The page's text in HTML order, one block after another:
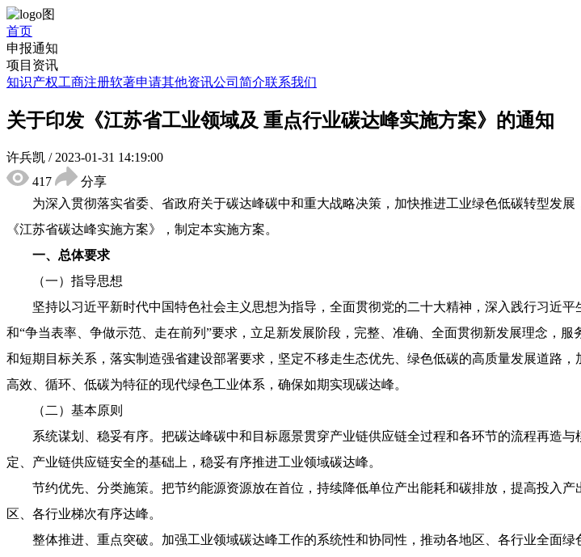
首页
申报通知
项目资讯
知识产权工商注册软著申请其他资讯公司简介联系我们
关于印发《江苏省工业领域及 重点行业碳达峰实施方案》的通知
许兵凯 / 2023-01-31 14:19:00
417
分享
为深入贯彻落实省委、省政府关于碳达峰碳中和重大战略决策，加快推进工业绿色低碳转型发
《江苏省碳达峰实施方案》，制定本实施方案。
一、总体要求
（一）指导思想
坚持以习近平新时代中国特色社会主义思想为指导，全面贯彻党的二十大精神，深入践行习近
和“争当表率、争做示范、走在前列”要求，立足新发展阶段，完整、准确、全面贯彻新发展理念，
和短期目标关系，落实制造强省建设部署要求，坚定不移走生态优先、绿色低碳的高质量发展道路
高效、循环、低碳为特征的现代绿色工业体系，确保如期实现碳达峰。
（二）基本原则
系统谋划、稳妥有序。把碳达峰碳中和目标愿景贯穿产业链供应链全过程和各环节的流程再造
定、产业链供应链安全的基础上，稳妥有序推进工业领域碳达峰。
节约优先、分类施策。把节约能源资源放在首位，持续降低单位产出能耗和碳排放，提高投入
区、各行业梯次有序达峰。
整体推进、重点突破。加强工业领域碳达峰工作的系统性和协同性，推动各地区、各行业全面